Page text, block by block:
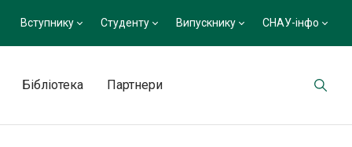
Вступнику Студенту Випускнику СНАУ-інфо
Бібліотека Партнери